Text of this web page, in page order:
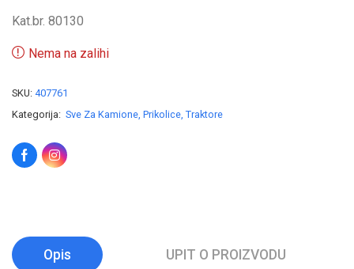
Kat.br. 80130
Nema na zalihi
SKU: 407761
Kategorija: Sve Za Kamione, Prikolice, Traktore
Opis UPIT O PROIZVODU